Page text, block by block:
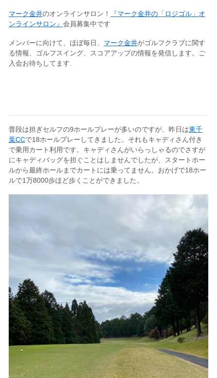
マーク金井のオンラインサロン！
『マーク金井の「ロジゴル」オ
ンラインサロン』 会員募集中です
メンバーに向けて、ほぼ毎日、 マーク金井がゴルフクラブに関す
る情報、ゴルフスイング、スコアアップの情報を発信します。ご
入会お待ちしてます.
普段は担ぎセルフの9ホールプレーが多いのですが、昨日は東千
葉CCで18ホールプレーしてきました。それもキャディさん付き
で乗用カート利用です。キャディさんがいらっしゃるのでさすが
にキャディバッグを担ぐことはしませんでしたが、スタートホー
ルから最終ホールまでカートには乗ってません。おかげで18ホー
ルで1万8000歩ほど歩くことができました。